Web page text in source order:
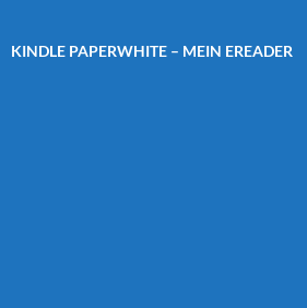
KINDLE PAPERWHITE – MEIN EREADER